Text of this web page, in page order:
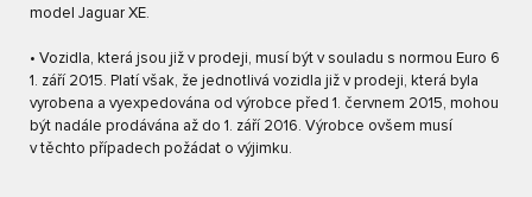
model Jaguar XE.
• Vozidla, která jsou již v prodeji, musí být v souladu s normou Euro 6
1. září 2015. Platí však, že jednotlivá vozidla již v prodeji, která byla
vyrobena a vyexpedována od výrobce před 1. červnem 2015, mohou
být nadále prodávána až do 1. září 2016. Výrobce ovšem musí
v těchto případech požádat o výjimku.